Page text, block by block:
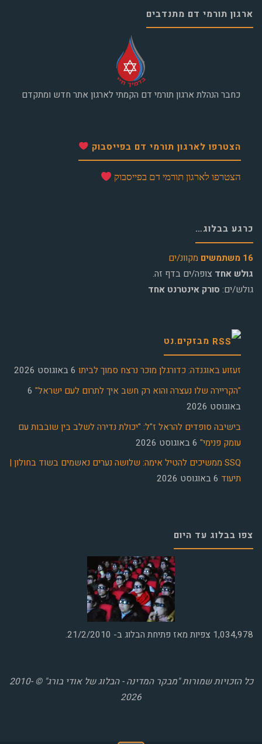
ארגון תורמי דם מתנדבים
כחבר הנהלת ארגון תורמי דם הקמתי לארגון אתר חדש ומתקדם
הצטרפו לארגון תורמי דם בפייסבוק
הצטרפו לארגון תורמי דם בפייסבוק
כרגע בבלוג…
16 משתמשים
מקוונ/ים
גולש אחד צופה/ים בדף זה.
גולש/ים: סורק אינטרנט אחד
מבזקים.נט
זעזוע באוגנדה: כדורגלן מוכר נרצח סמוך לביתו 6 באוגוסט 2026
"הקריירה שלו נעצרה והוא רק חשב איך לתרום לעם ישראל" 6
באוגוסט 2026
בישיבה סופדים להראל ז"ל: "יכולת נדירה לשלב בין שובבות עם
עומק פנימי" 6 באוגוסט 2026
SSQ ממשיכים להטיל אימה: שלושה נערים נאשמים בשוד בחולון |
תיעוד 6 באוגוסט 2026
צפו בבלוג עד היום
1,034,978 צפיות מאז פתיחת הבלוג ב- 21/2/2010.
כל הזכויות שמורות "מבקר המדינה - הבלוג של אודי בורג" © 2010-
2026